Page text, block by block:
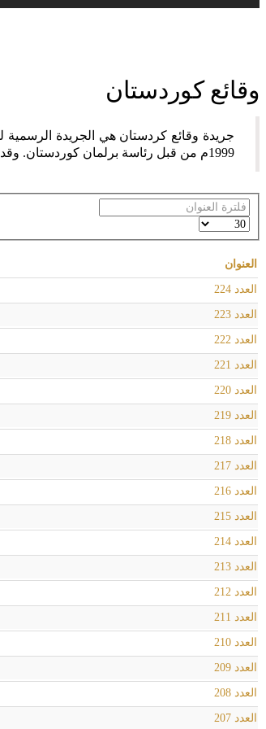
وقائع كوردستان
1999م من قبل رئاسة برلمان كوردستان. وقد صدر عددها الأول في 4 مايو 2000م ومازال مستمراً في الإصدار.
فلترة
العنوان
عدد
الإظهارات:
العنوان
العدد 224
العدد 223
العدد 222
العدد 221
العدد 220
العدد 219
العدد 218
العدد 217
العدد 216
العدد 215
العدد 214
العدد 213
العدد 212
العدد 211
العدد 210
العدد 209
العدد 208
العدد 207